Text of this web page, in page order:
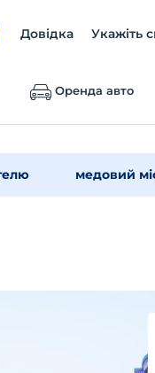
Довідка Укажіть
Оренда авто
медовий